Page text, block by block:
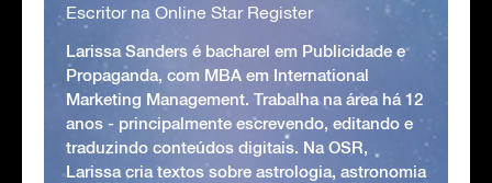
Escritor na Online Star Register
Larissa Sanders é bacharel em Publicidade e
Propaganda, com MBA em International
Marketing Management. Trabalha na área há 12
anos - principalmente escrevendo, editando e
traduzindo conteúdos digitais. Na OSR,
Larissa cria textos sobre astrologia, astronomia